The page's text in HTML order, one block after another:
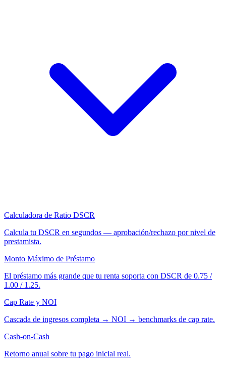
Calculadora de Ratio DSCR
Calcula tu DSCR en segundos — aprobación/rechazo por nivel de
prestamista.
Monto Máximo de Préstamo
El préstamo más grande que tu renta soporta con DSCR de 0.75 /
1.00 / 1.25.
Cap Rate y NOI
Cascada de ingresos completa → NOI → benchmarks de cap rate.
Cash-on-Cash
Retorno anual sobre tu pago inicial real.